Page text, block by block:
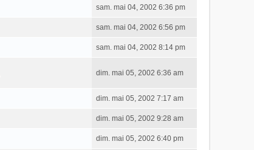
sam. mai 04, 2002 6:36 pm
sam. mai 04, 2002 6:56 pm
sam. mai 04, 2002 8:14 pm
dim. mai 05, 2002 6:36 am
dim. mai 05, 2002 7:17 am
dim. mai 05, 2002 9:28 am
dim. mai 05, 2002 6:40 pm